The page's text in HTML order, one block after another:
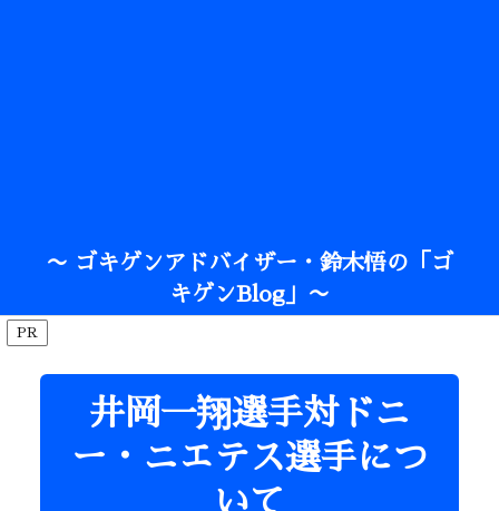
〜 ゴキゲンアドバイザー・鈴木悟の「ゴ
キゲンBlog」〜
PR
井岡一翔選手対ドニ
ー・ニエテス選手につ
いて